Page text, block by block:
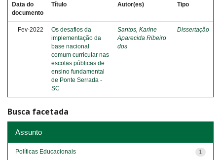
Data do
documento
Título Autor(es) Tipo
Fev-2022
Os desafios da
implementação da
base nacional
comum curricular nas
escolas públicas de
ensino fundamental
de Ponte Serrada -
SC
Santos, Karine
Aparecida Ribeiro
dos
Dissertação
Busca facetada
Assunto
1
Políticas Educacionais